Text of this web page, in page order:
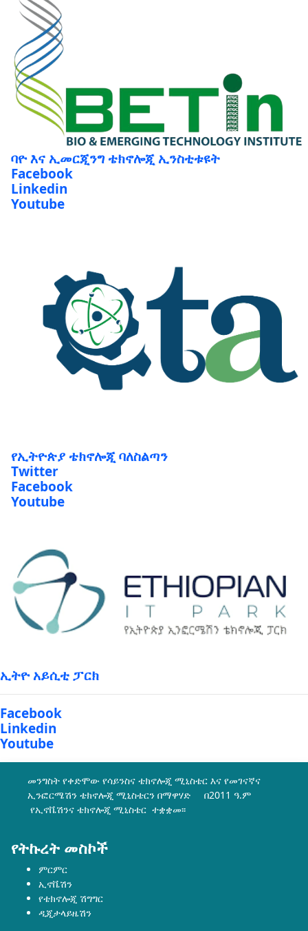
ባዮ እና ኢመርጂንግ ቴክኖሎጂ ኢንስቲቱዩት
Facebook
Linkedin
Youtube
የኢትዮጵያ ቴክኖሎጂ ባለስልጣን
Twitter
Facebook
Youtube
ኢትዮ አይሲቲ ፓርክ
Facebook
Linkedin
Youtube
መንግስት የቀድሞው የሳይንስና ቴክኖሎጂ ሚኒስቴር እና የመገናኛና
ኢንፎርሜሽን ቴክኖሎጂ ሚኒስቴርን በማዋሃድ በ2011 ዓ.ም
የኢኖቬሽንና ቴክኖሎጂ ሚኒስቴር ተቋቋመ፡፡
የትኩረት መስኮች
ምርምር
ኢኖቬሽን
የቴክኖሎጂ ሽግግር
ዲጂታላይዜሽን